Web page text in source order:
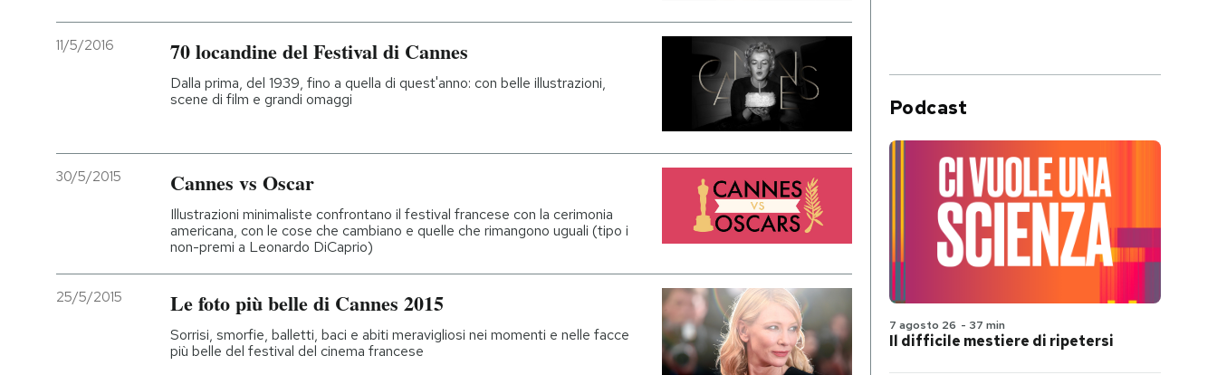
11/5/2016 70 locandine del Festival di Cannes
Dalla prima, del 1939, fino a quella di quest'anno: con belle illustrazioni,
scene di film e grandi omaggi
30/5/2015 Cannes vs Oscar
Illustrazioni minimaliste confrontano il festival francese con la cerimonia
americana, con le cose che cambiano e quelle che rimangono uguali (tipo i
non-premi a Leonardo DiCaprio)
25/5/2015 Le foto più belle di Cannes 2015
Sorrisi, smorfie, balletti, baci e abiti meravigliosi nei momenti e nelle facce
più belle del festival del cinema francese
Podcast
7 agosto 26 - 37 min
Il difficile mestiere di ripetersi